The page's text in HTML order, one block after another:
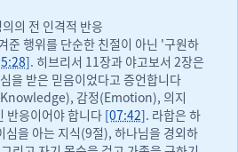
의 전 인격적 반응
준 행위를 단순한 친절이 아닌 '구원하
. 히브리서 11장과 야고보서 2장은
을 받은 믿음이었다고 증언합니다
감정(Emotion), 의지
반응이어야 합니다 [07:42]. 라합은 하
심을 아는 지식(9절), 하나님을 경외하